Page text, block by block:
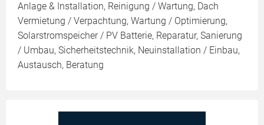
Anlage & Installation, Reinigung / Wartung, Dach
Vermietung / Verpachtung, Wartung / Optimierung,
Solarstromspeicher / PV Batterie, Reparatur, Sanierung
/ Umbau, Sicherheitstechnik, Neuinstallation / Einbau,
Austausch, Beratung